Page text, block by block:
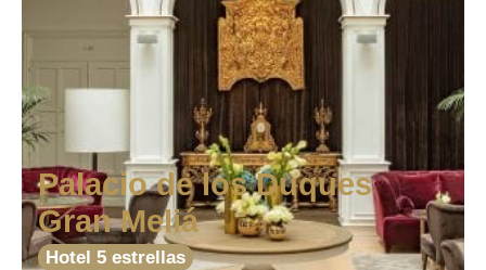
Palacio de los Duques
Gran Meliá
Hotel 5 estrellas